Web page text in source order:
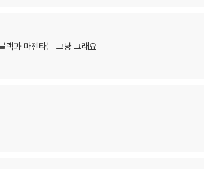
랙과 마젠타는 그냥 그래요